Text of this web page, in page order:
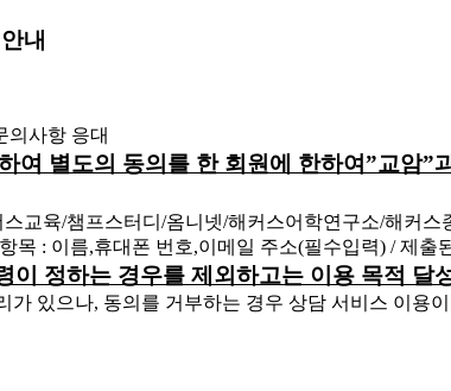
내
의사항 응대
여 별도의 동의를 한 회원에 한하여”교암
교육/챔프스터디/옴니넷/해커스어학연구소/해커스
목 : 이름,휴대폰 번호,이메일 주소(필수입력) / 제
이 정하는 경우를 제외하고는 이용 목적
가 있으나, 동의를 거부하는 경우 상담 서비스 이용